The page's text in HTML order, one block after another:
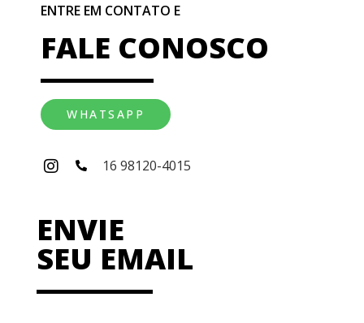
ENTRE EM CONTATO E
FALE CONOSCO
WHATSAPP
16 98120-4015
ENVIE
SEU EMAIL